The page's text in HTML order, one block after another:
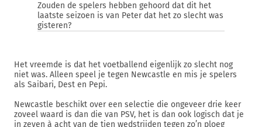
Zouden de spelers hebben gehoord dat dit het
laatste seizoen is van Peter dat het zo slecht was
gisteren?
Het vreemde is dat het voetballend eigenlijk zo slecht nog
niet was. Alleen speel je tegen Newcastle en mis je spelers
als Saibari, Dest en Pepi.
Newcastle beschikt over een selectie die ongeveer drie keer
zoveel waard is dan die van PSV, het is dan ook logisch dat je
in zeven à acht van de tien wedstrijden tegen zo’n ploeg